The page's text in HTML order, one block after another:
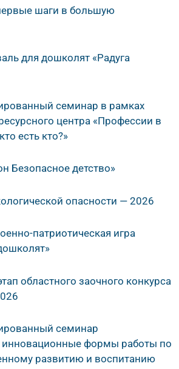
шаги в большую
для дошколят «Радуга
семинар в рамках
центра «Профессии в
есть кто?»
Безопасное детство»
опасности — 2026
патриотическая игра
областного заочного конкурса
семинар
инновационные формы работы по
развитию и воспитанию